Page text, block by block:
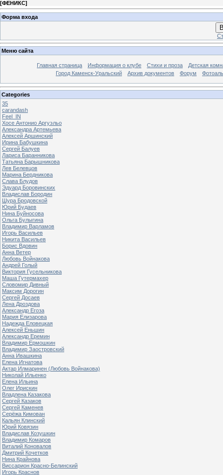
[ФЕНИКС]
Форма входа
Меню сайта
Главная страница Информация о клубе Стихи и проза
Детская
Город Каменск-Уральский
Архив документов Форум
Categories
35
carandash
Feel_IN
Хосе Антонио Аргуэльо
Александра Артемьева
Алексей Аршинский
Ирина Бабушкина
Сергей Балуев
Лариса Баранникова
Татьяна Барышникова
Лев Белевцов
Марина Бердникова
Слава Блудов
Эдуард Боровинских
Владислав Бородин
Шура Бродовской
Юрий Будаев
Нина Буйносова
Ольга Булыгина
Владимир Варламов
Игорь Васильев
Никита Васильев
Борис Вдовин
Анна Ветер
Любовь Войнакова
Андрей Голый
Виктория Гусельникова
Маша Гутермахер
Словомир Дивный
Максим Дорогин
Сергей Досаев
Лена Дроздова
Александр Егоза
Мария Елизарова
Надежда Еловецкая
Алексей Еньшин
Александр Еремин
Владимир Ермошкин
Владимир Заостровский
Анна Ивашкина
Елена Игнатова
Актар Илмаринен (Любовь Войнакова)
Николай Ильенко
Елена Ильина
Олег Ирискин
Владлена Казакова
Сергей Казаков
Сергей Каменев
Серёжа Кимован
Кальян Клинский
Юрий Ковязин
Владислав Козушкин
Владимир Комаров
Виталий Коновалов
Дмитрий Кочетков
Нина Крайнова
Виссарион Красно-Белинский
Игорь Краснов